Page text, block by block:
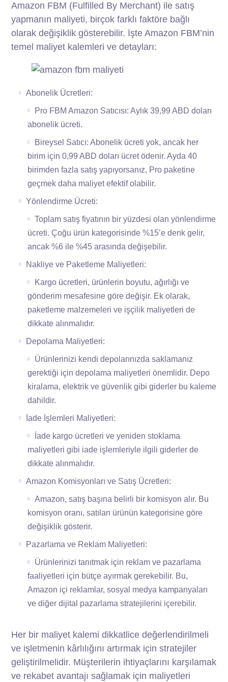
Amazon FBM (Fulfilled By Merchant) ile satış
yapmanın maliyeti, birçok farklı faktöre bağlı
olarak değişiklik gösterebilir. İşte Amazon FBM’nin
temel maliyet kalemleri ve detayları:
Abonelik Ücretleri:
Pro FBM Amazon Satıcısı: Aylık 39,99 ABD doları
abonelik ücreti.
Bireysel Satıcı: Abonelik ücreti yok, ancak her
birim için 0,99 ABD doları ücret ödenir. Ayda 40
birimden fazla satış yapıyorsanız, Pro paketine
geçmek daha maliyet efektif olabilir.
Yönlendirme Ücreti:
Toplam satış fiyatının bir yüzdesi olan yönlendirme
ücreti. Çoğu ürün kategorisinde %15’e denk gelir,
ancak %6 ile %45 arasında değişebilir.
Nakliye ve Paketleme Maliyetleri:
Kargo ücretleri, ürünlerin boyutu, ağırlığı ve
gönderim mesafesine göre değişir. Ek olarak,
paketleme malzemeleri ve işçilik maliyetleri de
dikkate alınmalıdır.
Depolama Maliyetleri:
Ürünlerinizi kendi depolarınızda saklamanız
gerektiği için depolama maliyetleri önemlidir. Depo
kiralama, elektrik ve güvenlik gibi giderler bu kaleme
dahildir.
İade İşlemleri Maliyetleri:
İade kargo ücretleri ve yeniden stoklama
maliyetleri gibi iade işlemleriyle ilgili giderler de
dikkate alınmalıdır.
Amazon Komisyonları ve Satış Ücretleri:
Amazon, satış başına belirli bir komisyon alır. Bu
komisyon oranı, satılan ürünün kategorisine göre
değişiklik gösterir.
Pazarlama ve Reklam Maliyetleri:
Ürünlerinizi tanıtmak için reklam ve pazarlama
faaliyetleri için bütçe ayırmak gerekebilir. Bu,
Amazon içi reklamlar, sosyal medya kampanyaları
ve diğer dijital pazarlama stratejilerini içerebilir.
Her bir maliyet kalemi dikkatlice değerlendirilmeli
ve işletmenin kârlılığını artırmak için stratejiler
geliştirilmelidir. Müşterilerin ihtiyaçlarını karşılamak
ve rekabet avantajı sağlamak için maliyetleri